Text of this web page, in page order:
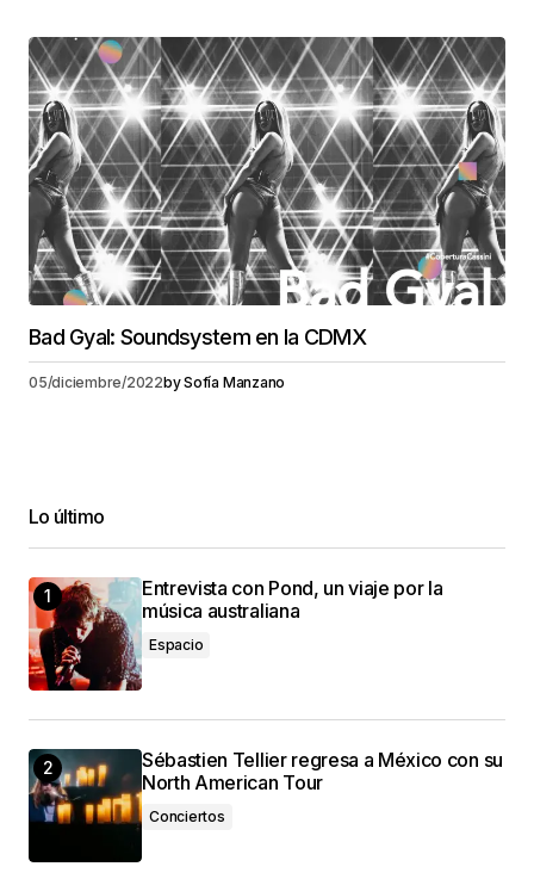
Bad Gyal: Soundsystem en la CDMX
05/diciembre/2022bySofía Manzano
Lo último
Entrevista con Pond, un viaje por la
música australiana
Espacio
Sébastien Tellier regresa a México con su
North American Tour
Conciertos